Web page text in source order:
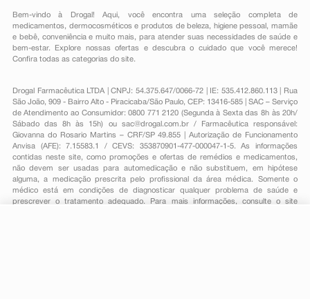
Bem-vindo à Drogal! Aqui, você encontra uma seleção completa de
medicamentos , dermocosméticos e produtos de beleza, higiene pessoal ,mamãe
e bebê, conveniênciae muito mais, para atender suas necessidades de saúde e
bem-estar. Explore nossas ofertas e descubra o cuidado que você merece!
Confira todas as categorias do site.
Drogal Farmacêutica LTDA | CNPJ: 54.375.647/0066-72 | IE: 535.412.860.113 | Rua
São João, 909 - Bairro Alto - Piracicaba/São Paulo, CEP: 13416-585 | SAC – Serviço
de Atendimento ao Consumidor: 0800 771 2120 (Segunda à Sexta das 8h às 20h/
Sábado das 8h às 15h) ou sac@drogal.com.br/ Farmacêutica responsável:
Giovanna do Rosario Martins – CRF/SP 49.855 | Autorização de Funcionamento
Anvisa (AFE): 7.15583.1 / CEVS: 353870901-477-000047-1-5. As informações
contidas neste site, como promoções e ofertas de remédios e medicamentos,
não devem ser usadas para automedicação e não substituem, em hipótese
alguma, a medicação prescrita pelo profissional da área médica. Somente o
médico está em condições de diagnosticar qualquer problema de saúde e
prescrever o tratamento adequado. Para mais informações, consulte o site